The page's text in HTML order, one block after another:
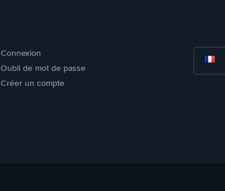
Connexion
Oubli de mot de passe
Créer un compte